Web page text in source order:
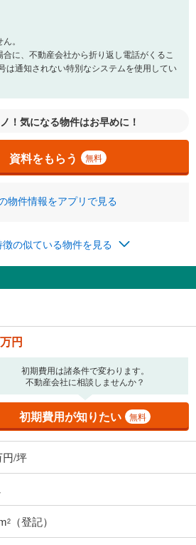
。
に、不動産会社から折り返し電話がくるこ
は通知されない特別なシステムを使用してい
！気になる物件はお早めに！
資料をもらう 無料
物件情報をアプリで見る
の似ている物件を見る
円
初期費用は諸条件で変わります。
不動産会社に相談しませんか？
初期費用が知りたい 無料
円/坪
2 （登記）